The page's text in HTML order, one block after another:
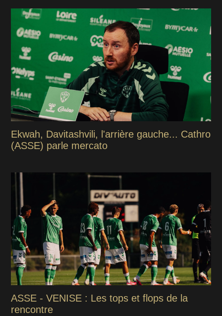
Ekwah, Davitashvili, l'arrière gauche... Cathro
(ASSE) parle mercato
ASSE - VENISE : Les tops et flops de la
rencontre